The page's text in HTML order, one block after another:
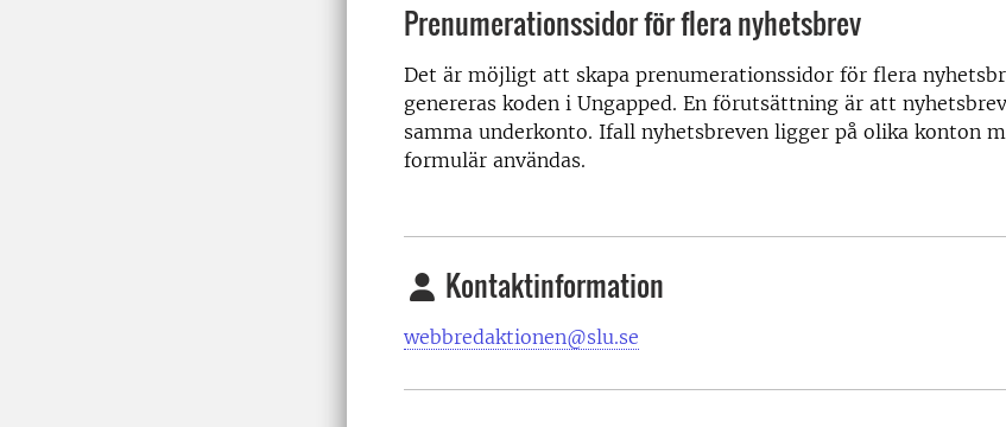
Prenumerationssidor för flera nyhetsbrev
Det är möjligt att skapa prenumerationssidor för flera
genereras koden i Ungapped. En förutsättning är att
samma underkonto. Ifall nyhetsbreven ligger på olika konton
formulär användas.
Kontaktinformation
webbredaktionen@slu.se